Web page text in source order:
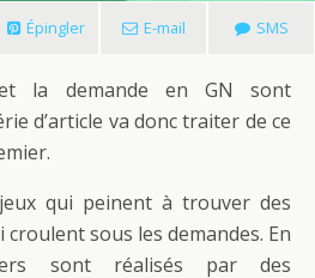
Épingler E-mail SMS
et la demande en GN sont
d’article va donc traiter de ce
qui peinent à trouver des
croulent sous les demandes. En
sont réalisés par des